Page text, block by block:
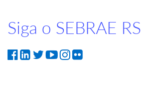
Siga o SEBRAE RS